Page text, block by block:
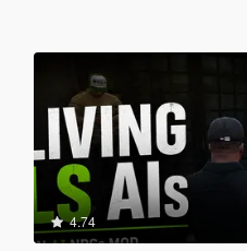
4.74